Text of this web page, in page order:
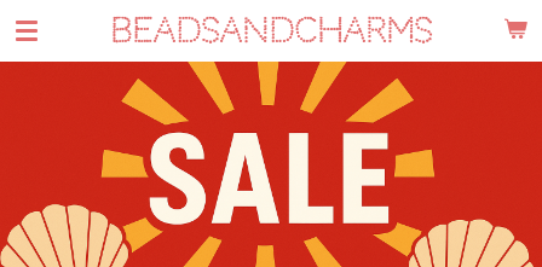
Ga
direct
hoofdinhoud
BEADSANDCHARMS